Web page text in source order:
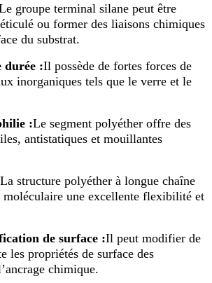
groupe terminal silane peut être
ou former des liaisons chimiques
du substrat.
durée :Il possède de fortes forces de
inorganiques tels que le verre et le
:Le segment polyéther offre des
antistatiques et mouillantes
La structure polyéther à longue chaîne
moléculaire une excellente flexibilité et
de surface :Il peut modifier de
les propriétés de surface des
chimique.